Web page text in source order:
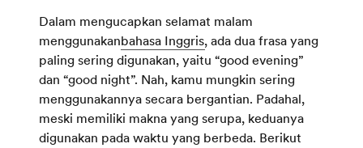
Dalam mengucapkan selamat malam
menggunakanbahasa Inggris, ada dua frasa yang
paling sering digunakan, yaitu “good evening”
dan “good night”. Nah, kamu mungkin sering
menggunakannya secara bergantian. Padahal,
meski memiliki makna yang serupa, keduanya
digunakan pada waktu yang berbeda. Berikut